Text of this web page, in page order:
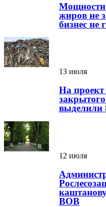
Мощности
жиров не
бизнес не
13 июля
На проект
выделили
12 июля
ВОВ